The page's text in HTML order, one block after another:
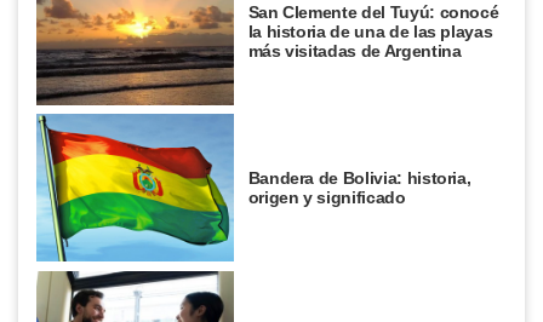
San Clemente del Tuyú: conocé
la historia de una de las playas
más visitadas de Argentina
Bandera de Bolivia: historia,
origen y significado